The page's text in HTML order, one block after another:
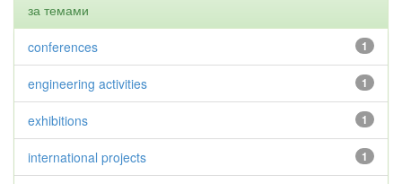
за темами
1
conferences
1
engineering activities
1
exhibitions
1
international projects